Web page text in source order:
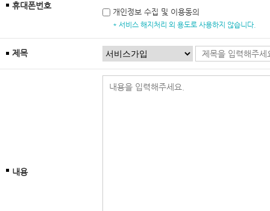
휴대폰번호
개인정보 수집 및 이용동의
* 서비스 해지처리 외 용도로 사용하지 않습니다.
제목
내용